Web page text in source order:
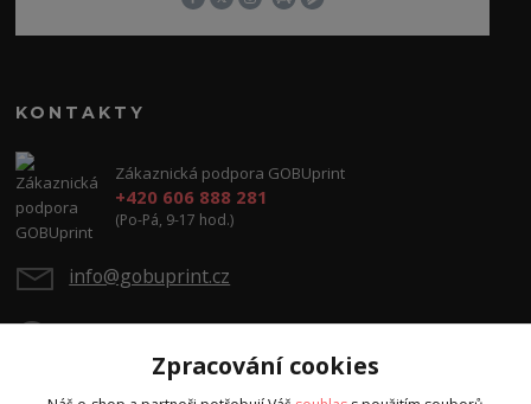
KONTAKTY
Zákaznická podpora GOBUprint
+420 606 888 281
(Po-Pá, 9-17 hod.)
info@gobuprint.cz
Zpracování cookies